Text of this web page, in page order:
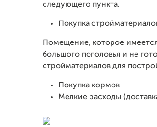
следующего пункта.
Покупка
Помещение, которое
большого поголовья и не
стройматериалов для
Покупка кормов
Мелкие расходы